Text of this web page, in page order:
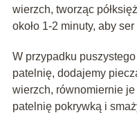
wierzch, tworząc
około 1-2 minuty, aby ser
W przypadku
patelnię, dodajemy
wierzch, równomiernie
patelnię pokrywką i